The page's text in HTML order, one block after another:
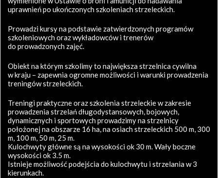
uprawnień po ukończonych szkoleniach strzeleckich.
Prowadzi kursy na podstawie zatwierdzonych programów
szkoleniowych oraz wykładowców i trenerów
do prowadzonych zajęć.
Obiekt na którym szkolimy to największa strzelnica cywilna
w kraju – zapewnia ogromne możliwości i warunki prowadzenia
treningów strzeleckich.
Treningi praktyczne oraz szkolenia strzeleckie w zakresie
prowadzenia strzelań długodystansowych, bojowych,
dynamicznych i sportowych prowadzimy na strzelnicy
położonej na obszarze 16 ha, na osiach strzeleckich 500 m, 300
m, 100 m, 50 m, 25 m.
Kulochwyty główne są na wysokości ok 30 m. Wały boczne
wysokości ok 3.5 m.
Istnieje możliwość podejścia do kulochwytu i strzelania w 3
kierunkach.